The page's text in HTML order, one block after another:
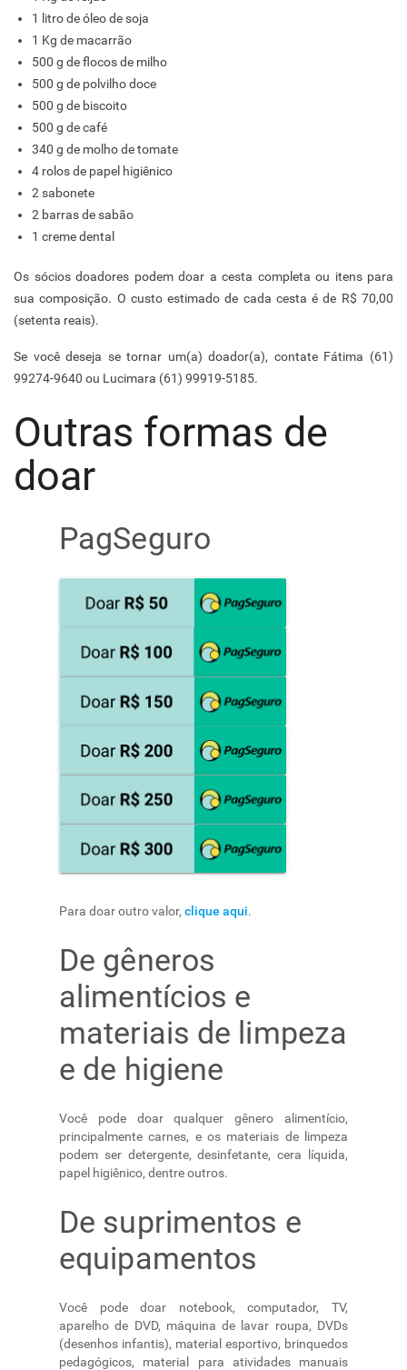
1 litro de óleo de soja
1 Kg de macarrão
500 g de flocos de milho
500 g de polvilho doce
500 g de biscoito
500 g de café
340 g de molho de tomate
4 rolos de papel higiênico
2 sabonete
2 barras de sabão
1 creme dental
Os sócios doadores podem doar a cesta completa ou itens para
sua composição. O custo estimado de cada cesta é de R$ 70,00
(setenta reais).
Se você deseja se tornar um(a) doador(a), contate Fátima (61)
99274-9640 ou Lucimara (61) 99919-5185.
Outras formas de
doar
PagSeguro
Para doar outro valor, clique aqui.
De gêneros
alimentícios e
materiais de limpeza
e de higiene
Você pode doar qualquer gênero alimentício,
principalmente carnes, e os materiais de limpeza
podem ser detergente, desinfetante, cera líquida,
papel higiênico, dentre outros.
De suprimentos e
equipamentos
Você pode doar notebook, computador, TV,
aparelho de DVD, máquina de lavar roupa, DVDs
(desenhos infantis), material esportivo, brinquedos
pedagógicos, material para atividades manuais